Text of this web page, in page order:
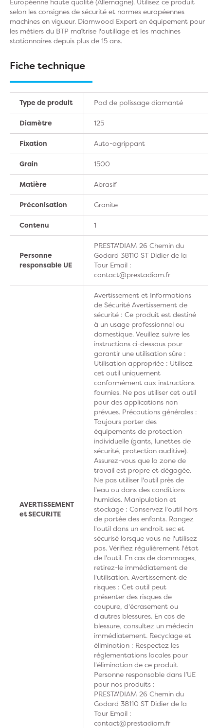
selon les consignes de sécurité et normes européennes
machines en vigueur. Diamwood Expert en équipement pour
les métiers du BTP maîtrise l'outillage et les machines
stationnaires depuis plus de 15 ans.
Fiche technique
Type de produit Pad de polissage diamanté
Diamètre 125
Fixation Auto-agrippant
Grain 1500
Matière Abrasif
Préconisation Granite
Contenu 1
Personne
responsable UE
PRESTA'DIAM 26 Chemin du
Godard 38110 ST Didier de la
Tour Email :
contact@prestadiam.fr
AVERTISSEMENT
et SECURITE
Avertissement et Informations
de Sécurité Avertissement de
sécurité : Ce produit est destiné
à un usage professionnel ou
domestique. Veuillez suivre les
instructions ci-dessous pour
garantir une utilisation sûre :
Utilisation appropriée : Utilisez
cet outil uniquement
conformément aux instructions
fournies. Ne pas utiliser cet outil
pour des applications non
prévues. Précautions générales :
Toujours porter des
équipements de protection
individuelle (gants, lunettes de
sécurité, protection auditive).
Assurez-vous que la zone de
travail est propre et dégagée.
Ne pas utiliser l'outil près de
l'eau ou dans des conditions
humides. Manipulation et
stockage : Conservez l'outil hors
de portée des enfants. Rangez
l'outil dans un endroit sec et
sécurisé lorsque vous ne l'utilisez
pas. Vérifiez régulièrement l'état
de l'outil. En cas de dommages,
retirez-le immédiatement de
l'utilisation. Avertissement de
risques : Cet outil peut
présenter des risques de
coupure, d'écrasement ou
d'autres blessures. En cas de
blessure, consultez un médecin
immédiatement. Recyclage et
élimination : Respectez les
réglementations locales pour
l'élimination de ce produit
Personne responsable dans l’UE
pour nos produits :
PRESTA'DIAM 26 Chemin du
Godard 38110 ST Didier de la
Tour Email :
contact@prestadiam.fr